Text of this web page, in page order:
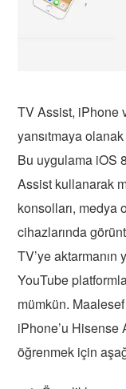
TV Assist, iPhone
yansıtmaya
Bu uygulama iOS
Assist kullanarak
konsolları, medya
cihazlarında
TV’ye aktarmanın
YouTube
mümkün.
iPhone’u Hisense
öğrenmek için